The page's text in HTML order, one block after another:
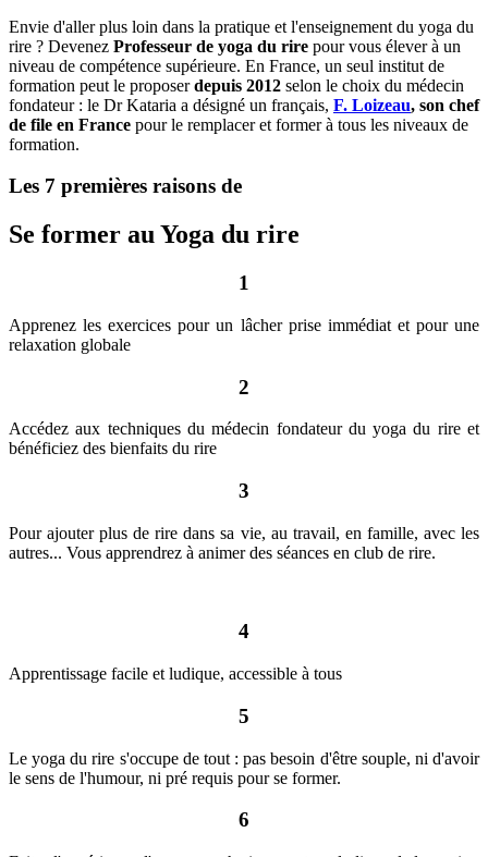
Envie d'aller plus loin dans la pratique et l'enseignement du yoga du
rire ? Devenez Professeur de yoga du rire pour vous élever à un
niveau de compétence supérieure. En France, un seul institut de
formation peut le proposerdepuis 2012 selon le choix du médecin
fondateur : le Dr Kataria a désigné un français, F. Loizeau, son chef
de file en France pour le remplacer et former à tous les niveaux de
formation.
Les 7 premières raisons de
Se former au Yoga du rire
1
Apprenez les exercices pour un lâcher prise immédiat et pour une
relaxation globale
2
Accédez aux techniques du médecin fondateur du yoga du rire et
bénéficiez des bienfaits du rire
3
Pour ajouter plus de rire dans sa vie, au travail, en famille, avec les
autres... Vous apprendrez à animer des séances en club de rire.
4
Apprentissage facile et ludique, accessible à tous
5
Le yoga du rire s'occupe de tout : pas besoin d'être souple, ni d'avoir
le sens de l'humour, ni pré requis pour se former.
6